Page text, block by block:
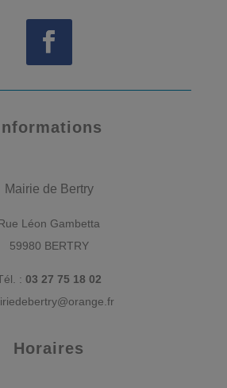
Mairie de Bertry
Léon Gambetta
59980 BERTRY
: 03 27 75 18 02
Horaires